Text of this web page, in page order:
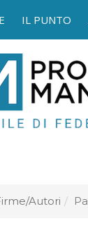
IL PUNTO
Autori